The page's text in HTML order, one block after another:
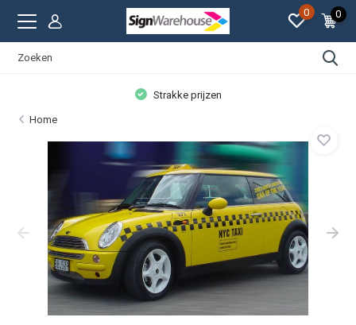
0 0
Strakke prijzen
Home